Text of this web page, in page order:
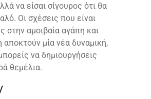
να είσαι σίγουρος ότι θα
Οι σχέσεις που είναι
στην αμοιβαία αγάπη και
αποκτούν μία νέα δυναμική,
να δημιουργήσεις
θεμέλια.